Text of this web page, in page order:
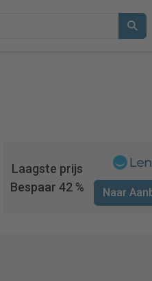
Laagste prijs
Bespaar 42 %
Naar